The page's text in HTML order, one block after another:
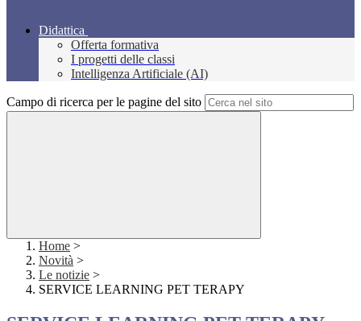
Didattica
Offerta formativa
I progetti delle classi
Intelligenza Artificiale (AI)
Campo di ricerca per le pagine del sito
Home >
Novità >
Le notizie >
SERVICE LEARNING PET TERAPY